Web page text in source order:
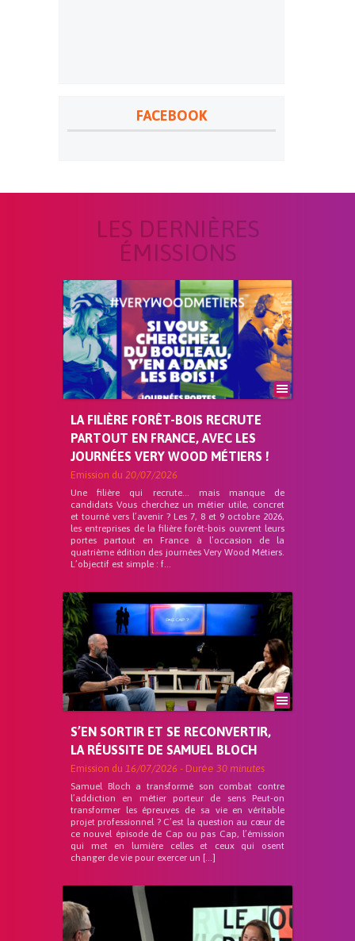
FACEBOOK
LES DERNIÈRES
ÉMISSIONS
LA FILIÈRE FORÊT-BOIS RECRUTE
PARTOUT EN FRANCE, AVEC LES
JOURNÉES VERY WOOD MÉTIERS !
Emission du 20/07/2026
Une filière qui recrute… mais manque de
candidats Vous cherchez un métier utile, concret
et tourné vers l’avenir ? Les 7, 8 et 9 octobre 2026,
les entreprises de la filière forêt-bois ouvrent leurs
portes partout en France à l’occasion de la
quatrième édition des journées Very Wood Métiers.
L’objectif est simple : f...
S’EN SORTIR ET SE RECONVERTIR,
LA RÉUSSITE DE SAMUEL BLOCH
Emission du 16/07/2026 - Durée 30 minutes
Samuel Bloch a transformé son combat contre
l’addiction en métier porteur de sens Peut-on
transformer les épreuves de sa vie en véritable
projet professionnel ? C’est la question au cœur de
ce nouvel épisode de Cap ou pas Cap, l’émission
qui met en lumière celles et ceux qui osent
changer de vie pour exercer un […]